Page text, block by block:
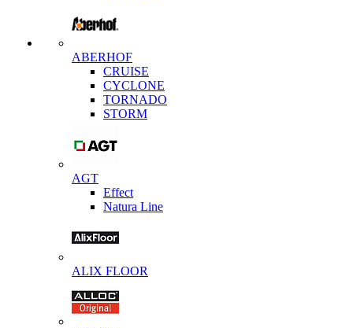
ABERHOF
CRUISE
CYCLONE
TORNADO
STORM
AGT
Effect
Natura Line
ALIX FLOOR